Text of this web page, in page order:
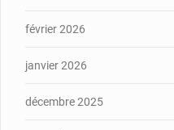
février 2026
janvier 2026
décembre 2025